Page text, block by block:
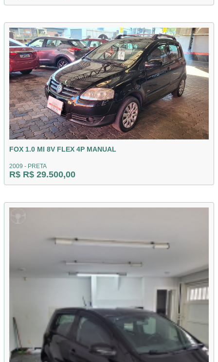
FOX 1.0 MI 8V FLEX 4P MANUAL
2009 - PRETA
R$ R$ 29.500,00